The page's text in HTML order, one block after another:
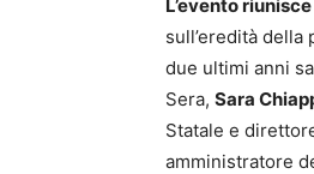
L’evento
sull’eredità
due ultimi anni
Sera, Sara
Statale e
amministratore